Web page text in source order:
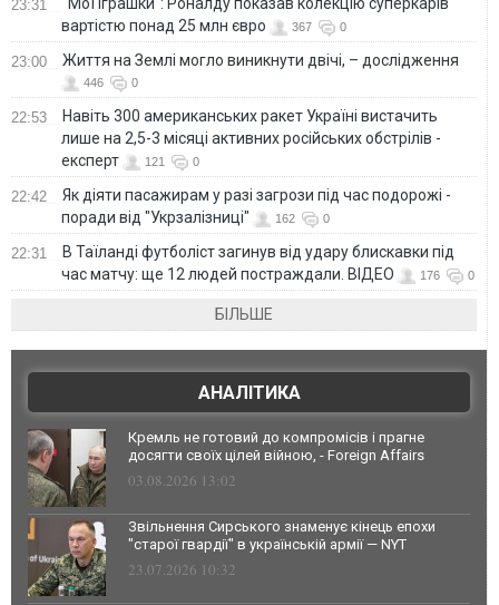
23:31
вартістю понад 25 млн євро
367 0
23:00 Життя на Землі могло виникнути двічі, – дослідження
446 0
22:53
Навіть 300 американських ракет Україні вистачить
лише на 2,5-3 місяці активних російських обстрілів -
експерт
121 0
22:42
Як діяти пасажирам у разі загрози під час подорожі -
поради від "Укрзалізниці"
162 0
22:31
В Таїланді футболіст загинув від удару блискавки під
час матчу: ще 12 людей постраждали. ВІДЕО
176 0
БІЛЬШЕ
АНАЛІТИКА
Кремль не готовий до компромісів і прагне
досягти своїх цілей війною, - Foreign Affairs
03.08.2026 13:02
Звільнення Сирського знаменує кінець епохи
"старої гвардії" в українській армії — NYT
23.07.2026 10:32